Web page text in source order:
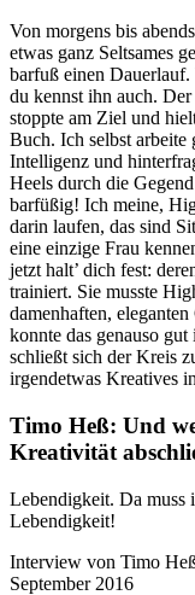
Von morgens bis
etwas ganz Seltsames
barfuß einen Dauerlauf.
du kennst ihn auch.
stoppte am Ziel und
Buch. Ich selbst arbeite
Intelligenz und
Heels durch die
barfüßig! Ich meine,
darin laufen, das sind
eine einzige Frau
jetzt halt’ dich fest:
trainiert. Sie musste
damenhaften,
konnte das genauso
schließt sich der Kreis
irgendetwas Kreatives
Timo Heß: Und
Kreativität
Lebendigkeit. Da muss
Lebendigkeit!
Interview von Timo
September 2016